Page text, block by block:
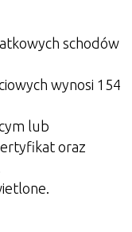
schodów
wynosi 154
lub
oraz